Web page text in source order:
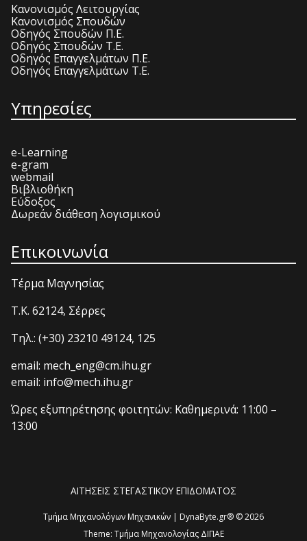
Κανονισμός Λειτουργίας
Κανονισμός Σπουδών
Οδηγός Σπουδών Π.Ε.
Οδηγός Σπουδών Τ.Ε.
Οδηγός Επαγγελμάτων Π.Ε.
Οδηγός Επαγγελμάτων Τ.Ε.
Υπηρεσίες
e-Learning
e-gram
webmail
Βιβλιοθήκη
Εύδοξος
Δωρεάν διάθεση λογισμικού
Επικοινωνία
Τέρμα Μαγνησίας
T.K. 62124, Σέρρες
Τηλ.: (+30) 23210 49124, 125
email: mech_eng@cm.ihu.gr
email: info@mech.ihu.gr
Ώρες εξυπηρέτησης φοιτητών: Καθημερινά: 11:00 –
13:00
ΑΙΤΗΣΕΙΣ ΣΤΕΓΑΣΤΙΚΟΥ ΕΠΙΔΟΜΑΤΟΣ
Τμήμα Μηχανολόγων Μηχανικών | DynaByte.gr® © 2026
Theme: Τμήμα Μηχανολογίας ΔΙΠΑΕ